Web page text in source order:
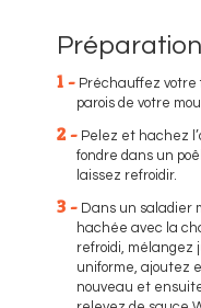
Préparation
1 - Préchauffez votre
parois de votre
2 - Pelez et hachez
fondre dans un
laissez refroidir.
3 - Dans un saladier
hachée avec la
refroidi, mélangez
uniforme, ajoutez
nouveau et